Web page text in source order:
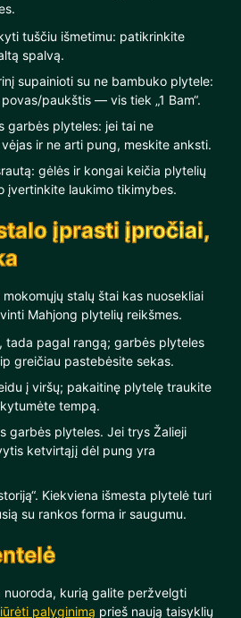
tuščiu išmetimu: patikrinkite
spalvą.
supainioti su ne bambuko plytele:
paukštis — vis tiek „1 Bam“.
garbės plyteles: jei tai ne
ir ne arti pung, meskite anksti.
gėlės ir kongai keičia plytelių
įvertinkite laukimo tikimybes.
įprasti įpročiai,
stalų štai kas nuosekliai
Mahjong plytelių reikšmes.
tada pagal rangą; garbės plyteles
greičiau pastebėsite sekas.
į viršų; pakaitinę plytelę traukite
tempą.
garbės plyteles. Jei trys Žalieji
ketvirtąjį dėl pung yra
Kiekviena išmesta plytelė turi
su rankos forma ir saugumu.
kurią galite peržvelgti
palyginimą prieš naują taisyklių